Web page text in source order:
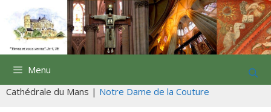
contenu
Menu
Cathédrale du Mans | Notre Dame de la Couture